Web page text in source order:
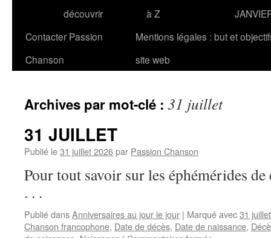
découvrir
à Z
Contacter Passion
Chanson
Mentions légales : but et
site web
Archives par mot-clé : 31 juillet
31 JUILLET
Publié le31 juillet 2026par Passion Chanson
Pour tout savoir sur les éphémérides
. . .
Publié dansAnniversaires au jour le jour | Marqué avec31 juillet
Chanson francophone, Date de décès, Date de naissance,